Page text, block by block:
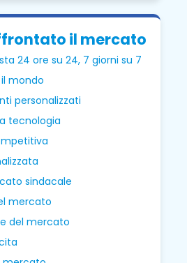
il mercato
24 ore su 24, 7 giorni su 7
mondo
personalizzati
tecnologia
sindacale
mercato
del mercato